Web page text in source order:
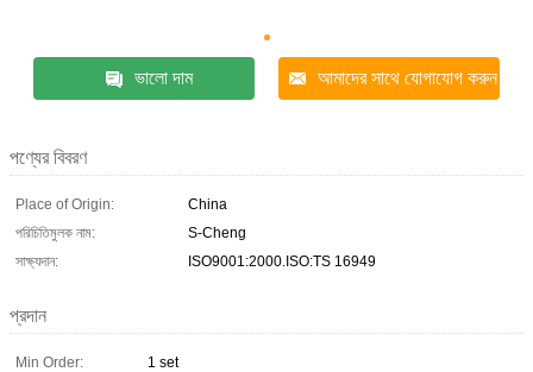
ভালো দাম আমাদের সাথে যোগাযোগ করুন
পণ্যের বিবরণ
Place of Origin:
China
পরিচিতিমুলক নাম:
S-Cheng
সাক্ষ্যদান:
ISO9001:2000.ISO:TS 16949
প্রদান
Min Order:
1 set